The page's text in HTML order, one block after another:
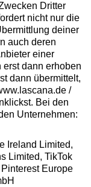
Dritter
nicht nur die
deiner
auch deren
einer
dann erhoben
dann übermittelt,
/
Bei den
Unternehmen:
Ireland Limited,
Limited, TikTok
Europe